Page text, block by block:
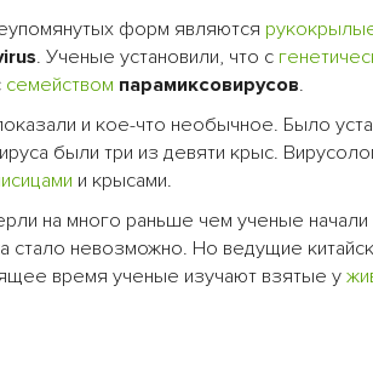
форм являются
. Ученые установили, что с
семейством парамиксовирусов.
и кое-что необычное. Было
были три из девяти крыс.
и крысами.
на много раньше чем ученые
стало невозможно. Но ведущие
время ученые изучают взятые у